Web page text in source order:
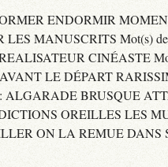
ENDORMIR
MANUSCRITS Mot(s) de
CINÉASTE
LE DÉPART
ALGARADE BRUSQUE
OREILLES LES
ON LA REMUE DANS